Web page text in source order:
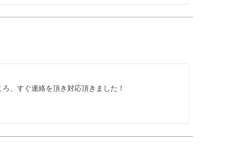
、すぐ連絡を頂き対応頂きました！